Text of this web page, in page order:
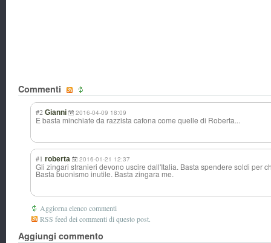
Commenti
#2 Gianni 2016-04-09 18:09
E basta minchiate da razzista cafona come quelle di Roberta...
#1 roberta 2016-01-21 12:37
Gli zingari stranieri devono uscire dall'Italia. Basta spendere soldi per
Basta buonismo inutile. Basta zingara me.
Aggiorna elenco commenti
RSS feed dei commenti di questo post.
Aggiungi commento